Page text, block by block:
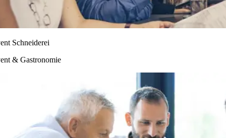
Schneiderei
& Gastronomie